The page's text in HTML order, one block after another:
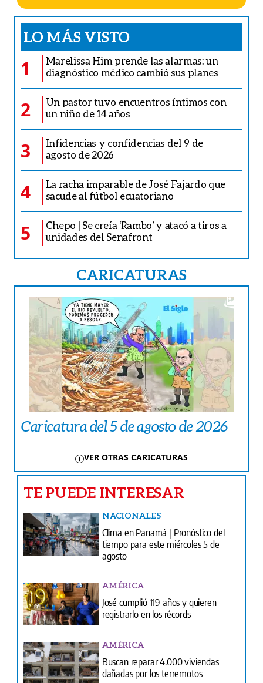
LO MÁS VISTO
1
Marelissa Him prende las alarmas: un
diagnóstico médico cambió sus planes
2
Un pastor tuvo encuentros íntimos con
un niño de 14 años
3
Infidencias y confidencias del 9 de
agosto de 2026
4
La racha imparable de José Fajardo que
sacude al fútbol ecuatoriano
5
Chepo | Se creía ‘Rambo’ y atacó a tiros a
unidades del Senafront
CARICATURAS
Caricatura del 5 de agosto de 2026
VER OTRAS CARICATURAS
TE PUEDE INTERESAR
NACIONALES
Clima en Panamá | Pronóstico del
tiempo para este miércoles 5 de
agosto
AMÉRICA
José cumplió 119 años y quieren
registrarlo en los récords
AMÉRICA
Buscan reparar 4.000 viviendas
dañadas por los terremotos